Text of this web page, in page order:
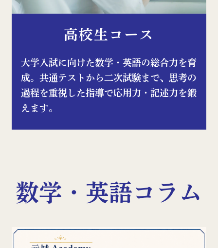
高校生コース
⼤学⼊試に向けた数学・英語の総合⼒を育
成。共通テストから⼆次試験まで、思考の
過程を重視した指導で応⽤⼒・記述⼒を鍛
えます。
数学・英語コラム